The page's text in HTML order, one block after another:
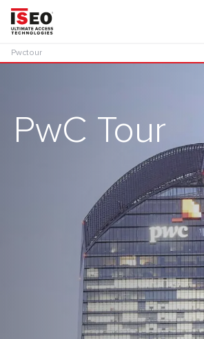
Pwctour
PwC Tour